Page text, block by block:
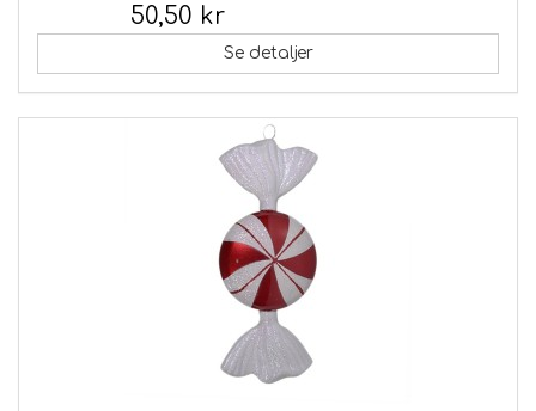
50,50 kr
Se detaljer